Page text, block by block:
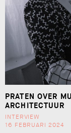
PRATEN OVER
ARCHITECTUUR
INTERVIEW
16 FEBRUARI 2024